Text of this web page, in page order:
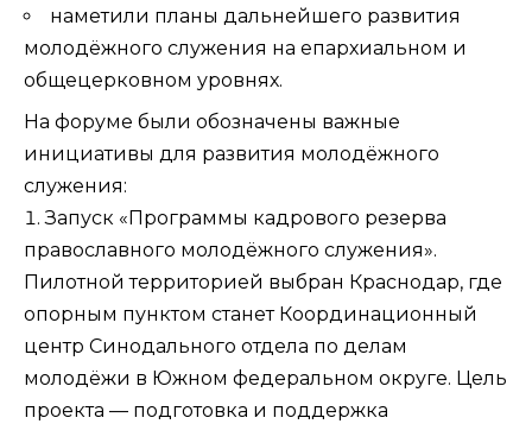
наметили планы дальнейшего развития
молодёжного служения на епархиальном и
общецерковном уровнях.
На форуме были обозначены важные
инициативы для развития молодёжного
служения:
Запуск «Программы кадрового резерва
православного молодёжного служения».
Пилотной территорией выбран Краснодар, где
опорным пунктом станет Координационный
центр Синодального отдела по делам
молодёжи в Южном федеральном округе. Цель
проекта — подготовка и поддержка